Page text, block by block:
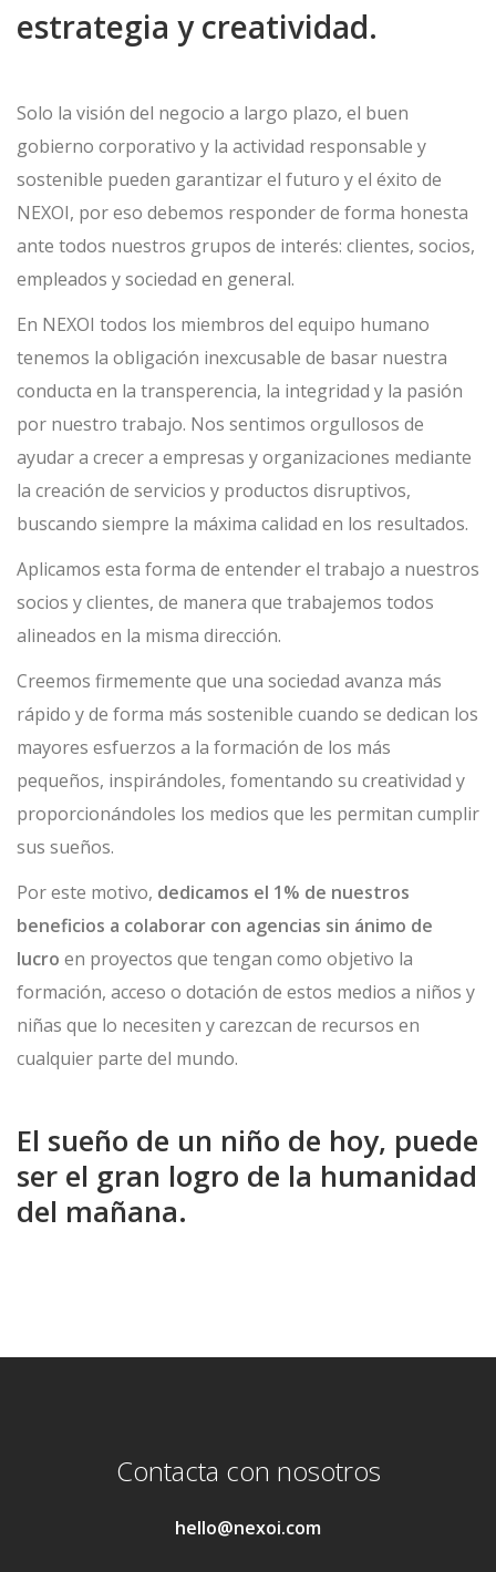
estrategia y creatividad.
Solo la visión del negocio a largo plazo, el buen
gobierno corporativo y la actividad responsable y
sostenible pueden garantizar el futuro y el éxito de
NEXOI, por eso debemos responder de forma honesta
ante todos nuestros grupos de interés: clientes, socios,
empleados y sociedad en general.
En NEXOI todos los miembros del equipo humano
tenemos la obligación inexcusable de basar nuestra
conducta en la transperencia, la integridad y la pasión
por nuestro trabajo. Nos sentimos orgullosos de
ayudar a crecer a empresas y organizaciones mediante
la creación de servicios y productos disruptivos,
buscando siempre la máxima calidad en los resultados.
Aplicamos esta forma de entender el trabajo a nuestros
socios y clientes, de manera que trabajemos todos
alineados en la misma dirección.
Creemos firmemente que una sociedad avanza más
rápido y de forma más sostenible cuando se dedican los
mayores esfuerzos a la formación de los más
pequeños, inspirándoles, fomentando su creatividad y
proporcionándoles los medios que les permitan cumplir
sus sueños.
Por este motivo, dedicamos el 1% de nuestros
beneficios a colaborar con agencias sin ánimo de
lucro en proyectos que tengan como objetivo la
formación, acceso o dotación de estos medios a niños y
niñas que lo necesiten y carezcan de recursos en
cualquier parte del mundo.
El sueño de un niño de hoy, puede
ser el gran logro de la humanidad
del mañana.
Contacta con nosotros
hello@nexoi.com